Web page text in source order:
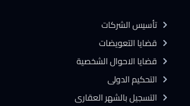
تأسيس الشركات
قضايا التعويضات
قضايا الاحوال الشخصية
التحكيم الدولى
التسجيل بالشهر العقارى